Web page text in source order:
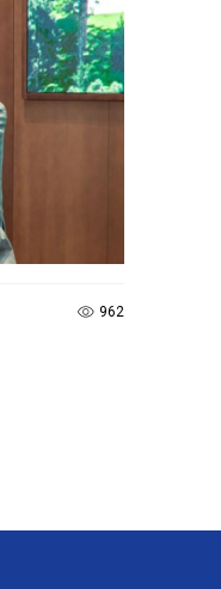
962